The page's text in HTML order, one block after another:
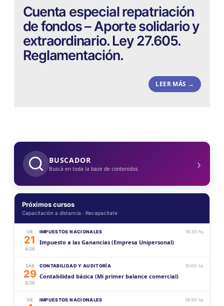
Cuenta especial repatriación
de fondos – Aporte solidario y
extraordinario. Ley 27.605.
Reglamentación.
LEER MÁS →
BUSCADOR
Buscá en toda la base de contenidos ›
Próximos cursos
Capacitación a distancia · Recapacitate
VIE
21
8/26
IMPUESTOS NACIONALES 19:30 hs
Impuesto a las Ganancias (Empresa Unipersonal)
SÁB
29
8/26
CONTABILIDAD Y AUDITORÍA 10:00 hs
Contabilidad básica (Mi primer balance comercial)
VIE IMPUESTOS NACIONALES 19:30 hs